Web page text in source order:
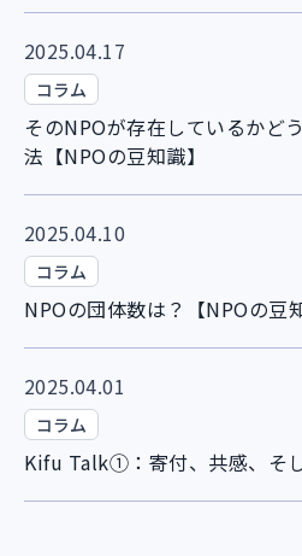
2025.04.17
コラム
そのNPOが存在しているかど
法【NPOの豆知識】
2025.04.10
コラム
NPOの団体数は？【NPOの豆
2025.04.01
コラム
Kifu Talk①：寄付、共感、そ